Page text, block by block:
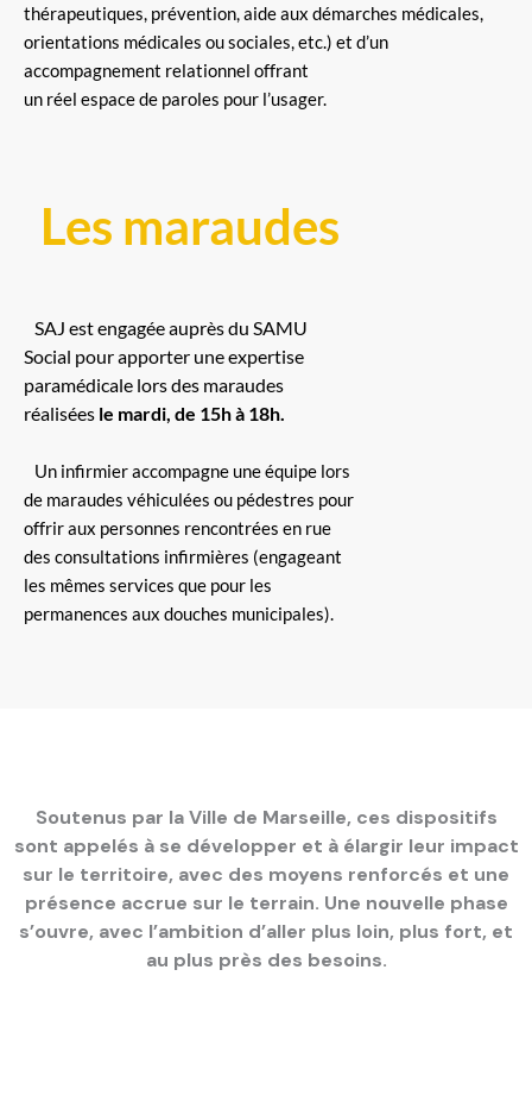
thérapeutiques, prévention, aide aux démarches médicales,
orientations médicales ou sociales, etc.) et d’un
accompagnement relationnel offrant
un réel espace de paroles pour l’usager.
Les maraudes
SAJ est engagée auprès du SAMU
Social pour apporter une expertise
paramédicale lors des maraudes
réalisées le mardi, de 15h à 18h.
Un infirmier accompagne une équipe lors
de maraudes véhiculées ou pédestres pour
offrir aux personnes rencontrées en rue
des consultations infirmières (engageant
les mêmes services que pour les
permanences aux douches municipales).
Soutenus par la Ville de Marseille, ces dispositifs
sont appelés à se développer et à élargir leur impact
sur le territoire, avec des moyens renforcés et une
présence accrue sur le terrain. Une nouvelle phase
s’ouvre, avec l’ambition d’aller plus loin, plus fort, et
au plus près des besoins.